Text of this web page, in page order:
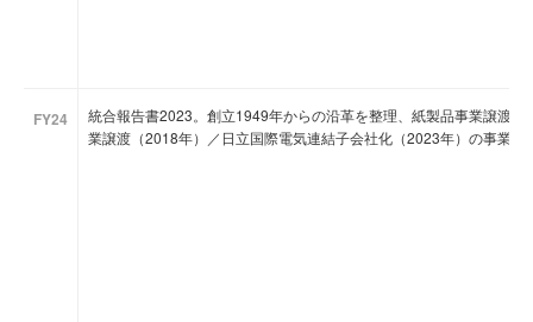
FY24
統合報告書2023。創立1949年からの沿革を整理、紙製品事業譲渡
業譲渡（2018年）／日立国際電気連結子会社化（2023年）の事業ポ